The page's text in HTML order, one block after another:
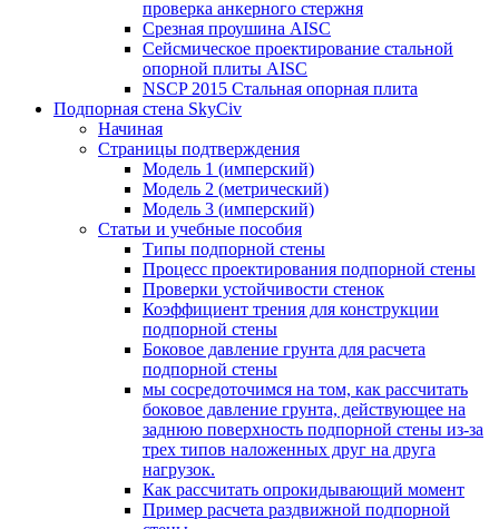
проверка анкерного стержня
Срезная проушина AISC
Сейсмическое проектирование стальной
опорной плиты AISC
NSCP 2015 Стальная опорная плита
Подпорная стена SkyCiv
Начиная
Страницы подтверждения
Модель 1 (имперский)
Модель 2 (метрический)
Модель 3 (имперский)
Статьи и учебные пособия
Типы подпорной стены
Процесс проектирования подпорной стены
Проверки устойчивости стенок
Коэффициент трения для конструкции
подпорной стены
Боковое давление грунта для расчета
подпорной стены
мы сосредоточимся на том, как рассчитать
боковое давление грунта, действующее на
заднюю поверхность подпорной стены из-за
трех типов наложенных друг на друга
нагрузок.
Как рассчитать опрокидывающий момент
Пример расчета раздвижной подпорной